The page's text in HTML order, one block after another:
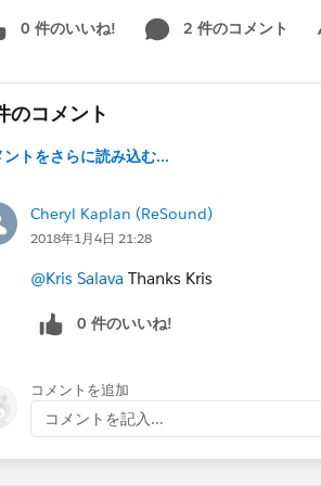
0 件のいいね! 2 件のコメント
のコメント
ントをさらに読み込む...
Cheryl Kaplan (ReSound)
2018年1月4日 21:28
@Kris Salava Thanks Kris
0 件のいいね!
コメントを追加
コメントを記入...